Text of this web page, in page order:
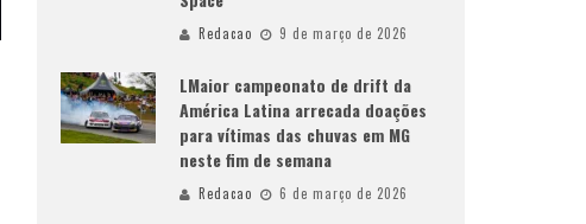
Redacao 9 de março de 2026
LMaior campeonato de drift da
América Latina arrecada doações
para vítimas das chuvas em MG
neste fim de semana
Redacao 6 de março de 2026